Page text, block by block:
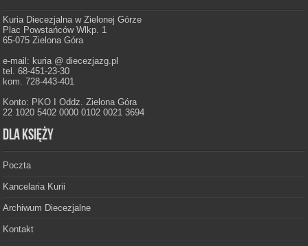
Kuria Diecezjalna w Zielonej Górze
Plac Powstańców Wlkp. 1
65-075 Zielona Góra
e-mail: kuria @ diecezjazg.pl
tel. 68-451-23-30
kom. 728-443-401
Konto: PKO I Oddz. Zielona Góra
22 1020 5402 0000 0102 0021 3694
Dla księży
Poczta
Kancelaria Kurii
Archiwum Diecezjalne
Kontakt